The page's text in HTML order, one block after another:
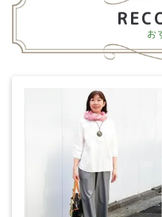
誠に勝手ながら8月9日
夏季休業のお休みをいた
2026/05/27
ホリデープレゼントキ
ロードで作るカミーユT
2025/08/10
おもしろシルエットの
お